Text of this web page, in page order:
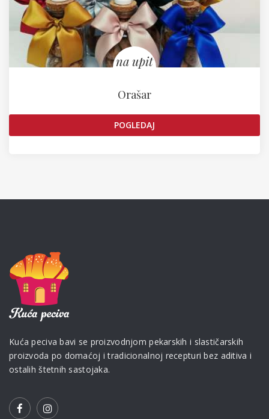
na upit
Orašar
POGLEDAJ
Kuća peciva bavi se proizvodnjom pekarskih i slastičarskih
proizvoda po domaćoj i tradicionalnoj recepturi bez aditiva i
ostalih štetnih sastojaka.